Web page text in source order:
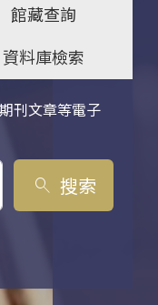
館藏查詢
資料庫檢索
刊文章等電子
search 搜索